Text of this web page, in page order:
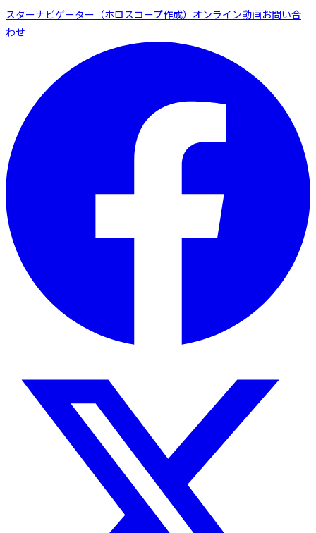
スターナビゲーター（ホロスコープ作成） オンライン動画お問い合
わせ